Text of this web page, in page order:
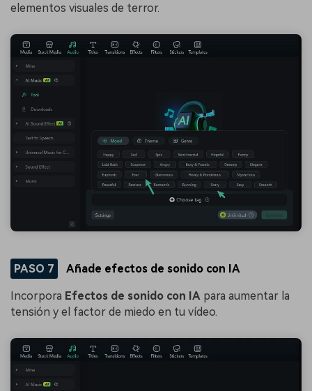
elementos visuales de terror.
PASO 7 Añade efectos de sonido con IA
Incorpora Efectos de sonido con IA para aumentar la
tensión y el factor de miedo en tu vídeo.